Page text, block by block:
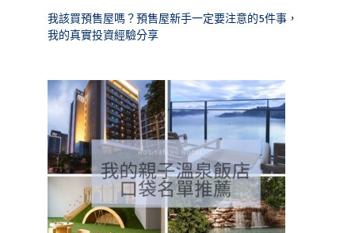
我該買預售屋嗎？預售屋新手一定要注意的5件事，
我的真實投資經驗分享